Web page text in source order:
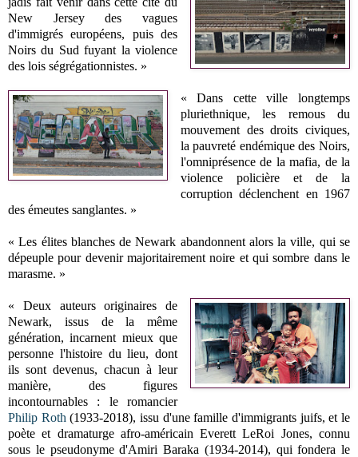
New Jersey des vagues
d'immigrés européens, puis des
Noirs du Sud fuyant la violence
des lois ségrégationnistes. »
« Dans cette ville longtemps
pluriethnique, les remous du
mouvement des droits civiques,
la pauvreté endémique des Noirs,
l'omniprésence de la mafia, de la
violence policière et de la
corruption déclenchent en 1967
des émeutes sanglantes. »
« Les élites blanches de Newark abandonnent alors la ville, qui se
dépeuple pour devenir majoritairement noire et qui sombre dans le
marasme. »
« Deux auteurs originaires de
Newark, issus de la même
génération, incarnent mieux que
personne l'histoire du lieu, dont
ils sont devenus, chacun à leur
manière, des figures
incontournables : le romancier
Philip Roth (1933-2018), issu d'une famille d'immigrants juifs, et le
poète et dramaturge afro-américain Everett LeRoi Jones, connu
sous le pseudonyme d'Amiri Baraka (1934-2014), qui fondera le